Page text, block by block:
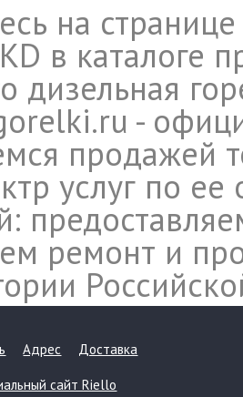
на
в каталоге
дизельная
-
продажей
услуг по
ремонт и
Адрес Доставка
сайт Riello